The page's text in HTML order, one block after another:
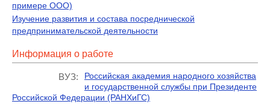
примере ООО)
Изучение развития и состава посреднической
предпринимательской деятельности
Информация о работе
ВУЗ:
Российская академия народного хозяйства
и государственной службы при Президенте
Российской Федерации (РАНХиГС)